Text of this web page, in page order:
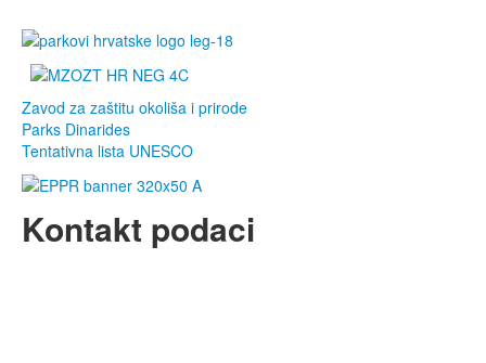
Zavod za zaštitu okoliša i prirode
Parks Dinarides
Tentativna lista UNESCO
Kontakt podaci